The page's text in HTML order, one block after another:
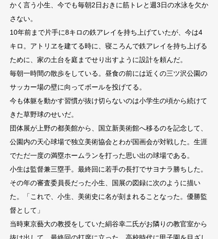
かく言う小生、今でも毎朝2日おきに筋トレと週3日の水泳を欠か
さない。
10年前まで片手に8キロの鉄アレイを持ち上げていたが、今は4
キロ。アトリヱを建てる時に、寝ころんで鉄アレイを持ち上げる
ために、家の土台を庭までせり出すように設計を頼んだ。
毎朝一時間の散歩をしている。昼食の前には近くの三ツ沢公園の
サッカー場の壁に向ってボールを投げてる。
今も体躯を動かす習慣が抜け切らないのは小学生の頃から続けて
きた草野球のせいだ。
団体展が上野の都美館から、国立新美術館へ移るのを記念して、
公園内の天心球場で独立美術協会とわが国画会が対戦した。生涯
でただ一度の満塁ホームランを打った思い出の球場である。
小生は監督兼三塁手。最終回に若手の長打でサヨナラ勝ちした。
その年の審査委員長だった小生、国展の図録に次のように描い
た。「これで、小生、美術史に名が刻まれることなった。優勝監
督として」
当時東京藝大の教授をしていた絹谷幸二氏がお隣りの教官室から
抜け出して、最終回の打席に立った。高校時代に甲子園を目ざし